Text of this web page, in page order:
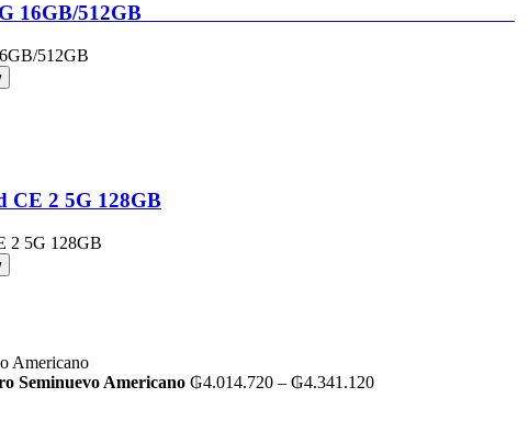
16GB/512GB
CE 2 5G 128GB
Seminuevo Americano ₲4.014.720 – ₲4.341.120